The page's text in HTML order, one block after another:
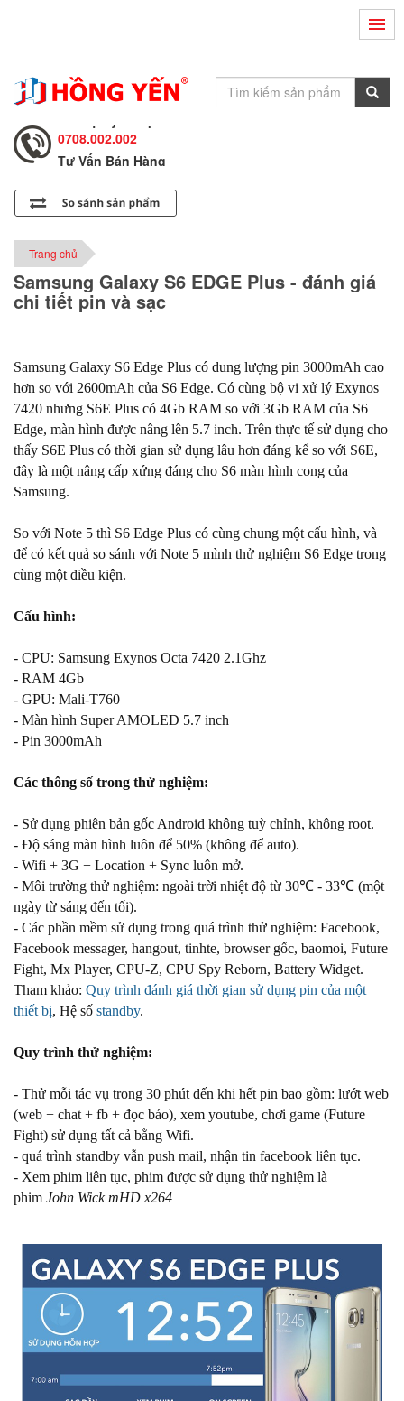
Hỗ Trợ Kỹ Thuật
Tư Vấn Bán Hàng
0708.001.001
Trang chủ
Samsung Galaxy S6 EDGE Plus - đánh giá
chi tiết pin và sạc
Samsung Galaxy S6 Edge Plus có dung lượng pin 3000mAh cao
hơn so với 2600mAh của S6 Edge. Có cùng bộ vi xử lý Exynos
7420 nhưng S6E Plus có 4Gb RAM so với 3Gb RAM của S6
Edge, màn hình được nâng lên 5.7 inch. Trên thực tế sử dụng cho
thấy S6E Plus có thời gian sử dụng lâu hơn đáng kể so với S6E,
đây là một nâng cấp xứng đáng cho S6 màn hình cong của
Samsung.
So với Note 5 thì S6 Edge Plus có cùng chung một cấu hình, và
để có kết quả so sánh với Note 5 mình thử nghiệm S6 Edge trong
cùng một điều kiện.
Cấu hình:
- CPU: Samsung Exynos Octa 7420 2.1Ghz
- RAM 4Gb
- GPU: Mali-T760
- Màn hình Super AMOLED 5.7 inch
- Pin 3000mAh
Các thông số trong thử nghiệm:
- Sử dụng phiên bản gốc Android không tuỳ chỉnh, không root.
- Độ sáng màn hình luôn để 50% (không để auto).
- Wifi + 3G + Location + Sync luôn mở.
- Môi trường thử nghiệm: ngoài trời nhiệt độ từ 30℃ - 33℃ (một
ngày từ sáng đến tối).
- Các phần mềm sử dụng trong quá trình thử nghiệm: Facebook,
Facebook messager, hangout, tinhte, browser gốc, baomoi, Future
Fight, Mx Player, CPU-Z, CPU Spy Reborn, Battery Widget.
Tham khảo: Quy trình đánh giá thời gian sử dụng pin của một
thiết bị, Hệ số standby.
Quy trình thử nghiệm:
- Thử mỗi tác vụ trong 30 phút đến khi hết pin bao gồm: lướt web
(web + chat + fb + đọc báo), xem youtube, chơi game (Future
Fight) sử dụng tất cả bằng Wifi.
- quá trình standby vẫn push mail, nhận tin facebook liên tục.
- Xem phim liên tục, phim được sử dụng thử nghiệm là
phim John Wick mHD x264